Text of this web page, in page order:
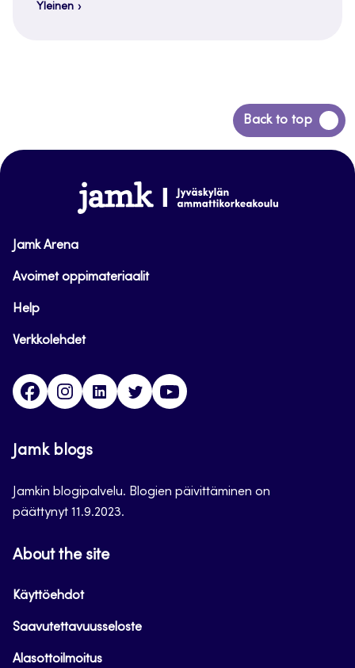
Yleinen
Back to top
Siirry
takaisin
www.jamk.fi
Jamk Arena
Avoimet oppimateriaalit
Help
Verkkolehdet
FacebookInstagramLinkedinTwitter
Jamk blogs
Jamkin blogipalvelu. Blogien päivittäminen on
päättynyt 11.9.2023.
About the site
Käyttöehdot
Saavutettavuusseloste
Alasottoilmoitus